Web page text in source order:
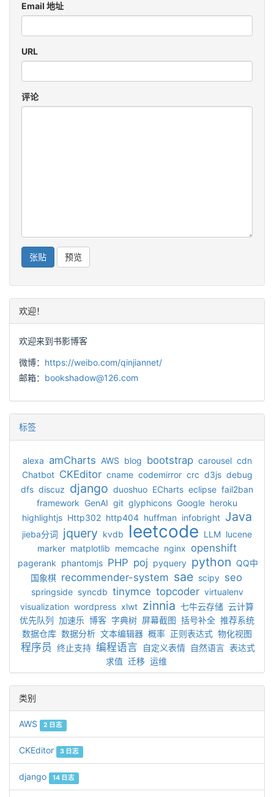
Email 地址
URL
评论
欢迎！
欢迎来到书影博客
微博： https://weibo.com/qinjiannet/
邮箱： bookshadow@126.com
标签
alexa amCharts AWS blog bootstrap carousel cdn
Chatbot CKEditor cname codemirror crc d3js debug
dfs discuz django duoshuo ECharts eclipse fail2ban
framework GenAI git glyphicons Google heroku
highlightjs Http302 http404 huffman infobright Java
jieba分词 jquery kvdb leetcode LLM lucene
marker matplotlib memcache nginx openshift
pagerank phantomjs PHP poj pyquery python QQ中
国象棋 recommender-system sae scipy seo
springside syncdb tinymce topcoder virtualenv
visualization wordpress xlwt zinnia 七牛云存储 云计算
优先队列 加速乐 博客 字典树 屏幕截图 括号补全 推荐系统
数据仓库 数据分析 文本编辑器 概率 正则表达式 物化视图
程序员 终止支持 编程语言 自定义表情 自然语言 表达式
求值 迁移 运维
类别
AWS 2 日志
CKEditor 3 日志
django 14 日志